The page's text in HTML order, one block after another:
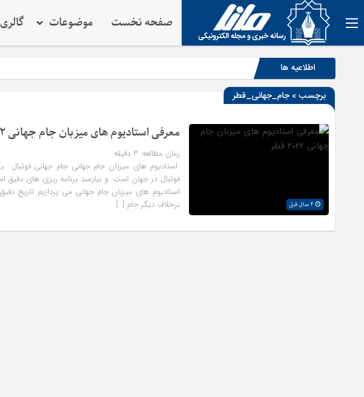
صفحه نخست موضوعات
اطلاعیه ها
برچسب » جام_جهانی_قطر
معرفی استادیوم های میزبان جام جهانی ۲۰۲۲ قطر
زمان مطالعه:۳ دقیقه
استادیوم های میزبان جام جهانی جام جهانی فوتبال
فوتبال در جهان است. و نیازمند برنامه ریزی های
استادیوم های میزبان جام جهانی می پردازیم تاریخ
برخلاف دیگر جام […]